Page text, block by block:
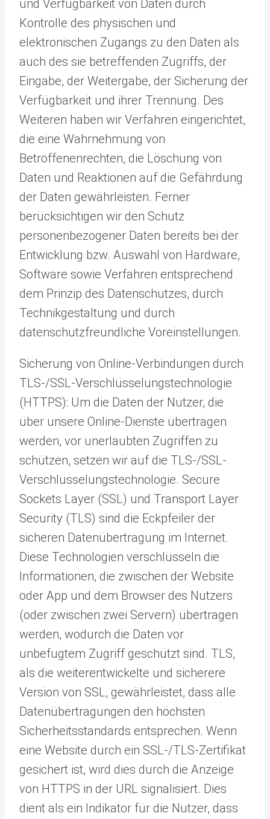
und Verfügbarkeit von Daten durch
Kontrolle des physischen und
elektronischen Zugangs zu den Daten als
auch des sie betreffenden Zugriffs, der
Eingabe, der Weitergabe, der Sicherung der
Verfügbarkeit und ihrer Trennung. Des
Weiteren haben wir Verfahren eingerichtet,
die eine Wahrnehmung von
Betroffenenrechten, die Löschung von
Daten und Reaktionen auf die Gefährdung
der Daten gewährleisten. Ferner
berücksichtigen wir den Schutz
personenbezogener Daten bereits bei der
Entwicklung bzw. Auswahl von Hardware,
Software sowie Verfahren entsprechend
dem Prinzip des Datenschutzes, durch
Technikgestaltung und durch
datenschutzfreundliche Voreinstellungen.
Sicherung von Online-Verbindungen durch
TLS-/SSL-Verschlüsselungstechnologie
(HTTPS): Um die Daten der Nutzer, die
über unsere Online-Dienste übertragen
werden, vor unerlaubten Zugriffen zu
schützen, setzen wir auf die TLS-/SSL-
Verschlüsselungstechnologie. Secure
Sockets Layer (SSL) und Transport Layer
Security (TLS) sind die Eckpfeiler der
sicheren Datenübertragung im Internet.
Diese Technologien verschlüsseln die
Informationen, die zwischen der Website
oder App und dem Browser des Nutzers
(oder zwischen zwei Servern) übertragen
werden, wodurch die Daten vor
unbefugtem Zugriff geschützt sind. TLS,
als die weiterentwickelte und sicherere
Version von SSL, gewährleistet, dass alle
Datenübertragungen den höchsten
Sicherheitsstandards entsprechen. Wenn
eine Website durch ein SSL-/TLS-Zertifikat
gesichert ist, wird dies durch die Anzeige
von HTTPS in der URL signalisiert. Dies
dient als ein Indikator für die Nutzer, dass